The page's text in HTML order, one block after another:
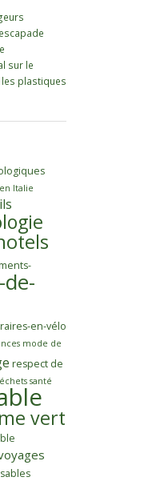
sur le
plastiques
Italie
de-
en-vélo
mode de
respect de
santé
vert